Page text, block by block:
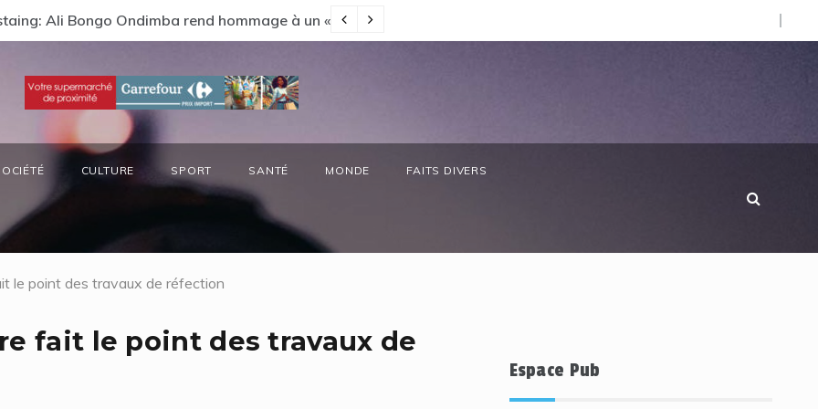
la réunion annuelle du Comité National Ozone (CNO).
CULTURE SPORT SANTÉ MONDE FAITS DIVERS
le point des travaux de réfection
fait le point des travaux de
Espace Pub